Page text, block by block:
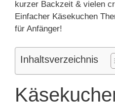
kurzer Backzeit & vielen
Einfacher Käsekuchen
für Anfänger!
Inhaltsverzeichnis